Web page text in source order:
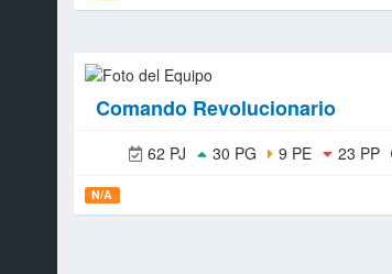
Comando Revolucionario
23 PP
9 PE
30 PG
62 PJ
N/A